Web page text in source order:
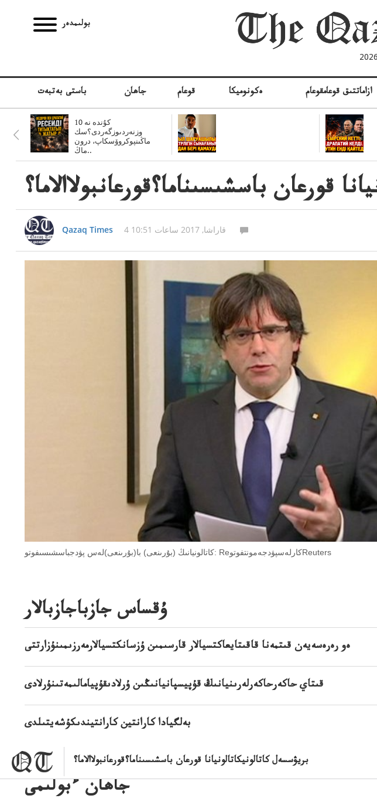
بولىمدەر
باستى بەتبەت جاھان قوعام ەكونوميكا ازاماتتىق قوعامقوعام
10 كۇندە نە
وزنەردىوزگەردى؟سك
ماڭىنپوكروۆسكاپ، درون
ماڭ..
بريۋسسەل كاتالونيكاتالونيانا قورعان باسشىسىناما؟قورعانبولاالاما؟
قورعان باسشىسىناما؟قورعانبولاالاما؟
Qazaq Times 4 قاراشا, 2017 ساعات 10:51
كاتالونيانىڭ (بۇرىنعى) با(بۇرىنعى)لەس پۋدجباسشىسىفوتو: ReكارلەسپۋدجەمونتفوتوReuters
ۇقساس جازباجازبالار
ەو رەرەسەيەن قىتمەنا قاقىتايعاكتسيالار قارسىمىن ۇزسانكتسيالارمەرزىمىنۇزارتتى
قىتاي حاكەرحاكەرلەرىنيانىڭ قۇپيسپانيانىڭىن ۇرلادىقۇپيامالىمەتىنۇرلادى
بەلگيادا كارانتين كارانتيندىكۇشەيتىلدى
جاھان ءبولىمى